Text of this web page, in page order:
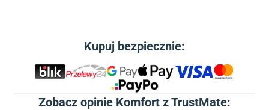
Kupuj bezpiecznie:
Zobacz opinie Komfort z TrustMate: